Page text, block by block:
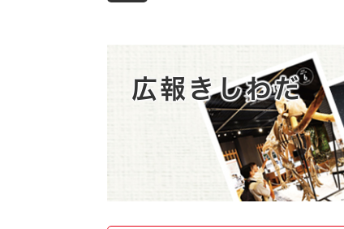
救急・消防
防災・防犯 上水道・下水道
住宅
おくやみ
地域コミュニ
広報きしわだ